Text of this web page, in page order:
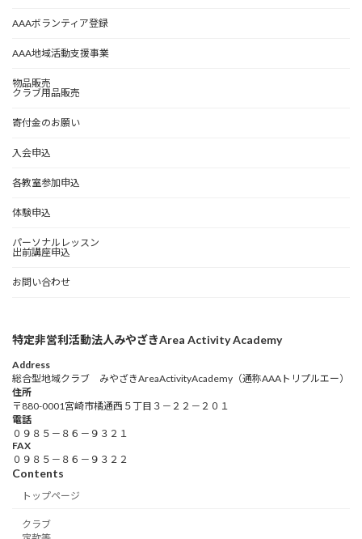
AAAボランティア登録
AAA地域活動支援事業
物品販売
クラブ用品販売
寄付金のお願い
入会申込
各教室参加申込
体験申込
パーソナルレッスン
出前講座申込
お問い合わせ
特定非営利活動法人みやざきArea Activity Academy
Address
総合型地域クラブ みやざきAreaActivityAcademy（通称AAAトリプルエー）
住所
〒880-0001宮崎市橘通西５丁目３－２２－２０１
電話
０９８５－８６－９３２１
FAX
０９８５－８６－９３２２
Contents
トップページ
クラブ